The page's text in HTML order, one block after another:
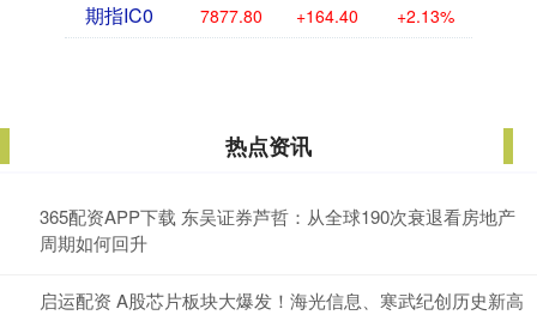
期指IC0 7877.80 +164.40 +2.13%
热点资讯
365配资APP下载 东吴证券芦哲：从全球190次衰退看房地产
周期如何回升
启运配资 A股芯片板块大爆发！海光信息、寒武纪创历史新高